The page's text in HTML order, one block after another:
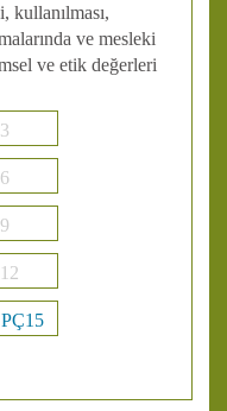
kullanılması,
ve mesleki
ve etik değerleri
PÇ15